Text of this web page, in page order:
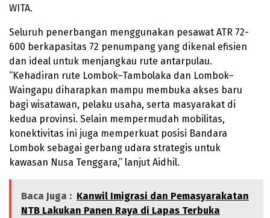
WITA.
Seluruh penerbangan menggunakan pesawat ATR 72-
600 berkapasitas 72 penumpang yang dikenal efisien
dan ideal untuk menjangkau rute antarpulau.
“Kehadiran rute Lombok–Tambolaka dan Lombok–
Waingapu diharapkan mampu membuka akses baru
bagi wisatawan, pelaku usaha, serta masyarakat di
kedua provinsi. Selain mempermudah mobilitas,
konektivitas ini juga memperkuat posisi Bandara
Lombok sebagai gerbang udara strategis untuk
kawasan Nusa Tenggara,” lanjut Aidhil.
Baca Juga : Kanwil Imigrasi dan Pemasyarakatan
NTB Lakukan Panen Raya di Lapas Terbuka